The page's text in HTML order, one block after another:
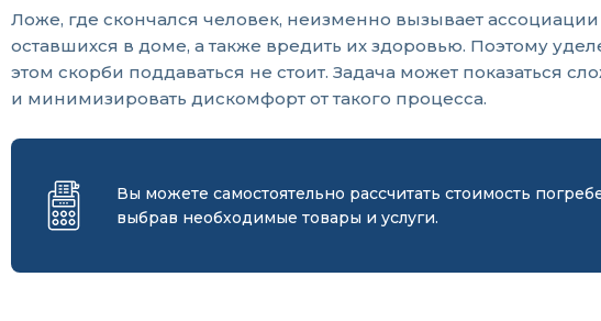
Ложе, где скончался человек, неизменно вызывает
оставшихся в доме, а также вредить их здоровью. Поэтому
этом скорби поддаваться не стоит. Задача может показаться
и минимизировать дискомфорт от такого процесса.
Вы можете самостоятельно рассчитать стоимость
выбрав необходимые товары и услуги.